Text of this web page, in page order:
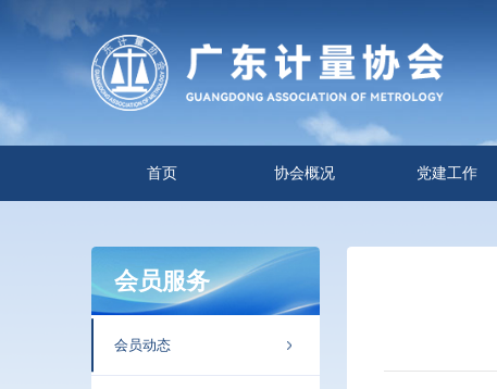
首页 协会概况 党建工作
会员服务
会员动态